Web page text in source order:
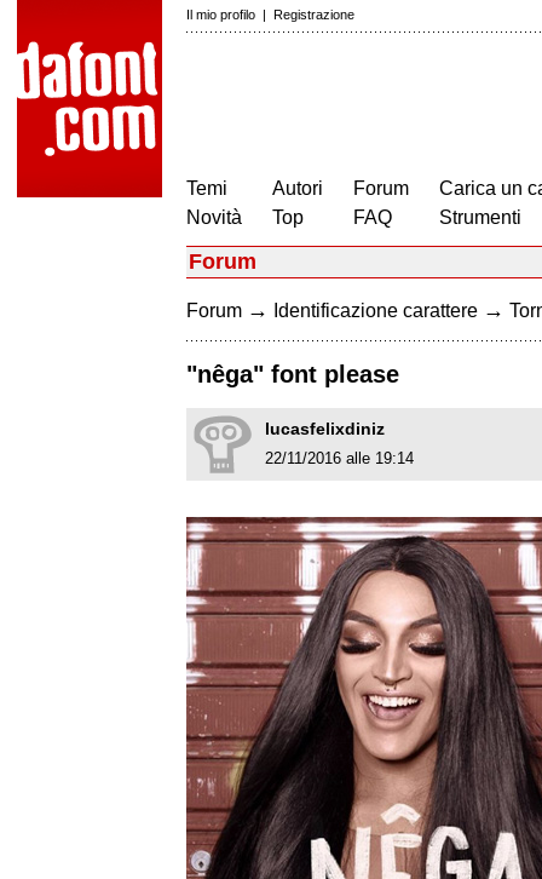
Il mio profilo | Registrazione
Temi
Novità
Autori
Top
Forum
FAQ
Carica un
Strumenti
Forum
Forum → Identificazione carattere →
"nêga" font please
lucasfelixdiniz
22/11/2016 alle 19:14